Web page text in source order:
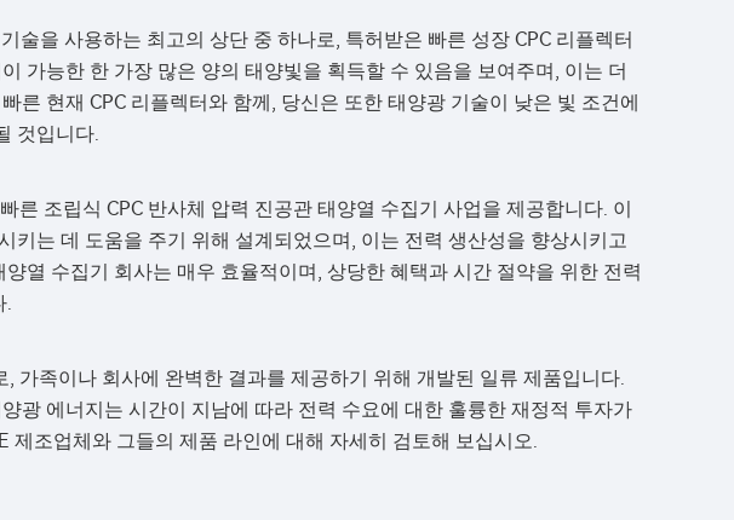
술을 사용하는 최고의 상단 중 하나로, 특허받은 빠른 성장 CPC 리플렉터
가능한 한 가장 많은 양의 태양빛을 획득할 수 있음을 보여주며, 이는 더
른 현재 CPC 리플렉터와 함께, 당신은 또한 태양광 기술이 낮은 빛 조건에
것입니다.
른 조립식 CPC 반사체 압력 진공관 태양열 수집기 사업을 제공합니다. 이
키는 데 도움을 주기 위해 설계되었으며, 이는 전력 생산성을 향상시키고
열 수집기 회사는 매우 효율적이며, 상당한 혜택과 시간 절약을 위한 전력
.
가족이나 회사에 완벽한 결과를 제공하기 위해 개발된 일류 제품입니다.
광 에너지는 시간이 지남에 따라 전력 수요에 대한 훌륭한 재정적 투자가
제조업체와 그들의 제품 라인에 대해 자세히 검토해 보십시오.